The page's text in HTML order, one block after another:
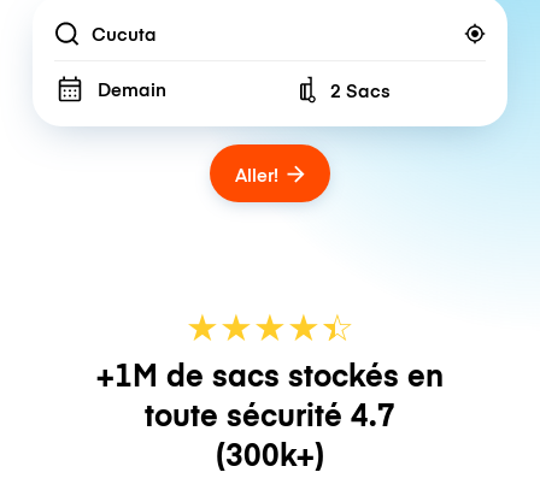
Location
Demain Number of bags
2 Sacs
Aller!
★★★★☆
★
+1M de sacs stockés en
toute sécurité 4.7
(300k+)